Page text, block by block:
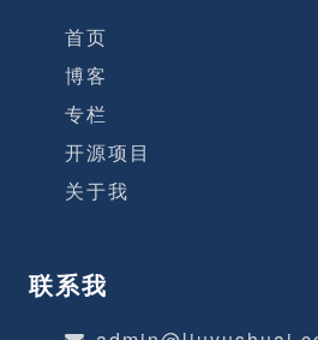
首页
博客
专栏
开源项目
关于我
联系我